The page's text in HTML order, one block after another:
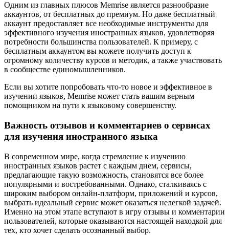
Одним из главных плюсов Memrise является разнообразие
аккаунтов, от бесплатных до премиум. Но даже бесплатный
аккаунт предоставляет все необходимые инструменты для
эффективного изучения иностранных языков, удовлетворяя
потребности большинства пользователей. К примеру, с
бесплатным аккаунтом вы можете получить доступ к
огромному количеству курсов и методик, а также участвовать
в сообществе единомышленников.
Если вы хотите попробовать что-то новое и эффективное в
изучении языков, Memrise может стать вашим верным
помощником на пути к языковому совершенству.
Важность отзывов и комментариев о сервисах
для изучения иностранного языка
В современном мире, когда стремление к изучению
иностранных языков растет с каждым днем, сервисы,
предлагающие такую возможность, становятся все более
популярными и востребованными. Однако, сталкиваясь с
широким выбором онлайн-платформ, приложений и курсов,
выбрать идеальный сервис может оказаться нелегкой задачей.
Именно на этом этапе вступают в игру отзывы и комментарии
пользователей, которые оказываются настоящей находкой для
тех, кто хочет сделать осознанный выбор.